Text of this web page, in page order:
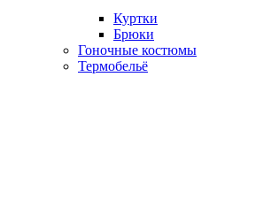
Куртки
Брюки
Гоночные костюмы
Термобельё